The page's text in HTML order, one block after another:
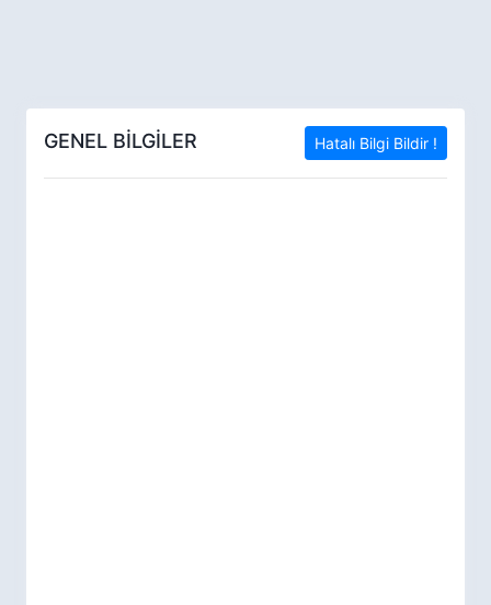
GENEL BİLGİLER Hatalı Bilgi Bildir !